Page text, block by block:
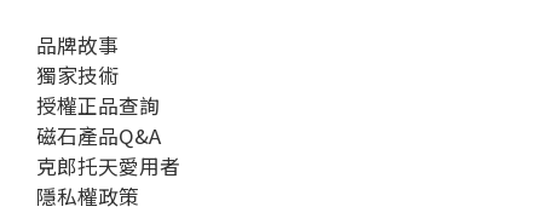
品牌故事
獨家技術
授權正品查詢
磁石產品Q&A
克郎托天愛用者
隱私權政策